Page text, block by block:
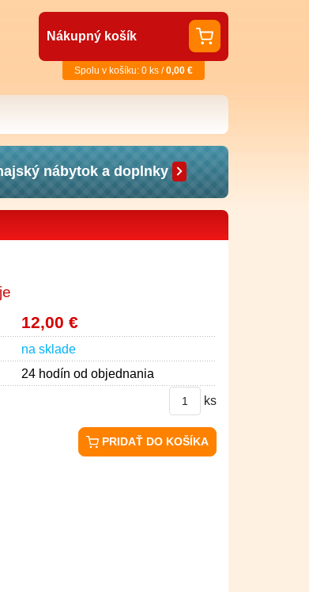
Nákupný košík
Spolu v košíku: 0 ks /0,00 €
nábytok a doplnky
12,00 €
na sklade
24 hodín od objednania
ks
PRIDAŤ DO KOŠÍKA